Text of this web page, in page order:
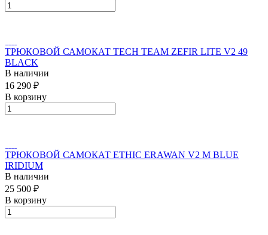
ТРЮКОВОЙ САМОКАТ TECH TEAM ZEFIR LITE V2 49
BLACK
В наличии
16 290 ₽
В корзину
ТРЮКОВОЙ САМОКАТ ETHIC ERAWAN V2 M BLUE
IRIDIUM
В наличии
25 500 ₽
В корзину